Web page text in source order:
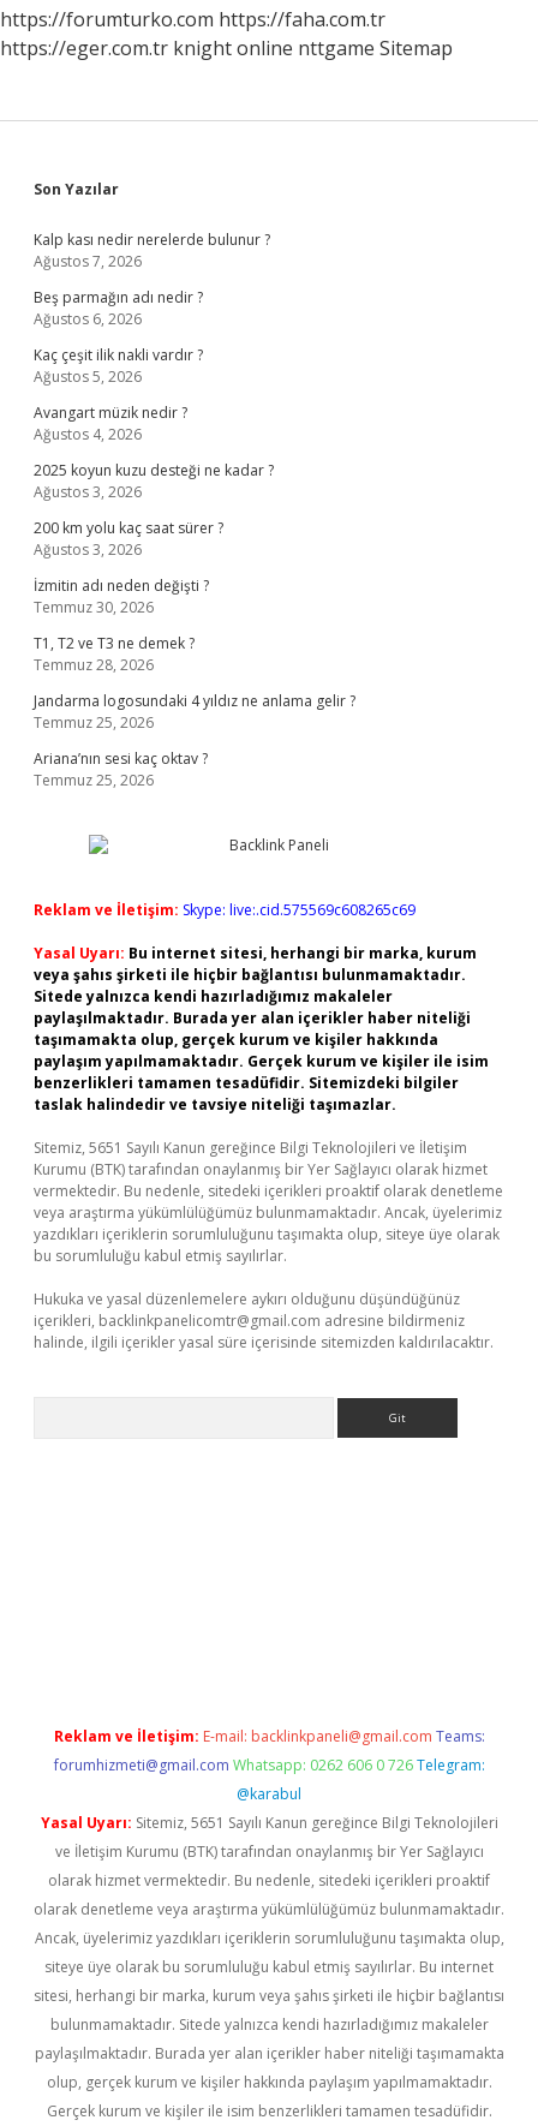
https://forumturko.com https://faha.com.tr
https://eger.com.tr knight online nttgame Sitemap
Sidebar
Son Yazılar
Kalp kası nedir nerelerde bulunur ?
Ağustos 7, 2026
Beş parmağın adı nedir ?
Ağustos 6, 2026
Kaç çeşit ilik nakli vardır ?
Ağustos 5, 2026
Avangart müzik nedir ?
Ağustos 4, 2026
2025 koyun kuzu desteği ne kadar ?
Ağustos 3, 2026
200 km yolu kaç saat sürer ?
Ağustos 3, 2026
İzmitin adı neden değişti ?
Temmuz 30, 2026
T1, T2 ve T3 ne demek ?
Temmuz 28, 2026
Jandarma logosundaki 4 yıldız ne anlama gelir ?
Temmuz 25, 2026
Ariana’nın sesi kaç oktav ?
Temmuz 25, 2026
Reklam ve İletişim: Skype: live:.cid.575569c608265c69
Yasal Uyarı: Bu internet sitesi, herhangi bir marka, kurum
veya şahıs şirketi ile hiçbir bağlantısı bulunmamaktadır.
Sitede yalnızca kendi hazırladığımız makaleler
paylaşılmaktadır. Burada yer alan içerikler haber niteliği
taşımamakta olup, gerçek kurum ve kişiler hakkında
paylaşım yapılmamaktadır. Gerçek kurum ve kişiler ile isim
benzerlikleri tamamen tesadüfidir. Sitemizdeki bilgiler
taslak halindedir ve tavsiye niteliği taşımazlar.
Sitemiz, 5651 Sayılı Kanun gereğince Bilgi Teknolojileri ve İletişim
Kurumu (BTK) tarafından onaylanmış bir Yer Sağlayıcı olarak hizmet
vermektedir. Bu nedenle, sitedeki içerikleri proaktif olarak denetleme
veya araştırma yükümlülüğümüz bulunmamaktadır. Ancak, üyelerimiz
yazdıkları içeriklerin sorumluluğunu taşımakta olup, siteye üye olarak
bu sorumluluğu kabul etmiş sayılırlar.
Hukuka ve yasal düzenlemelere aykırı olduğunu düşündüğünüz
içerikleri, backlinkpanelicomtr@gmail.com adresine bildirmeniz
halinde, ilgili içerikler yasal süre içerisinde sitemizden kaldırılacaktır.
Reklam ve İletişim: E-mail: backlinkpaneli@gmail.com Teams:
forumhizmeti@gmail.com Whatsapp: 0262 606 0 726 Telegram:
@karabul
Yasal Uyarı: Sitemiz, 5651 Sayılı Kanun gereğince Bilgi Teknolojileri
ve İletişim Kurumu (BTK) tarafından onaylanmış bir Yer Sağlayıcı
olarak hizmet vermektedir. Bu nedenle, sitedeki içerikleri proaktif
olarak denetleme veya araştırma yükümlülüğümüz bulunmamaktadır.
Ancak, üyelerimiz yazdıkları içeriklerin sorumluluğunu taşımakta olup,
siteye üye olarak bu sorumluluğu kabul etmiş sayılırlar. Bu internet
sitesi, herhangi bir marka, kurum veya şahıs şirketi ile hiçbir bağlantısı
bulunmamaktadır. Sitede yalnızca kendi hazırladığımız makaleler
paylaşılmaktadır. Burada yer alan içerikler haber niteliği taşımamakta
olup, gerçek kurum ve kişiler hakkında paylaşım yapılmamaktadır.
Gerçek kurum ve kişiler ile isim benzerlikleri tamamen tesadüfidir.